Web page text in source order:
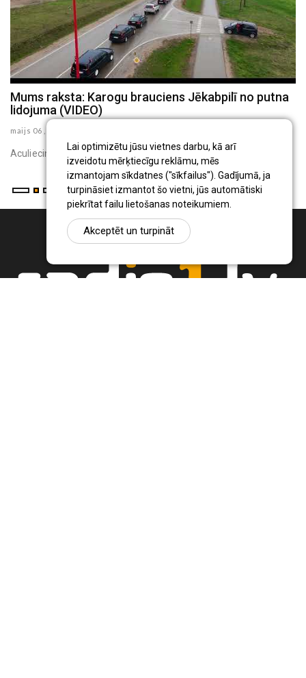
Lai optimizētu jūsu vietnes darbu, kā arī
izveidotu mērķtiecīgu reklāmu, mēs
izmantojam sīkdatnes ("sīkfailus"). Gadījumā, ja
turpināsiet izmantot šo vietni, jūs automātiski
piekrītat failu lietošanas noteikumiem.
Akceptēt un turpināt
Mums raksta: Karogu brauciens Jēkabpilī no putna
lidojuma (VIDEO)
maijs 06 , 2025
Aculiecinieka -Inita Kronberga -video